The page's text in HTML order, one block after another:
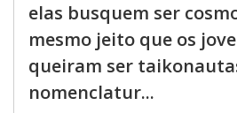
elas busquem ser
mesmo jeito que os
queiram ser
nomenclatur...